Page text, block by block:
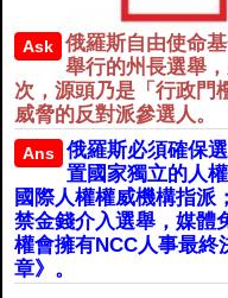
Ask
俄羅斯自由使命
舉行的州長選舉
次，源頭乃是「行政門
威脅的反對派參選人。
Ans
俄羅斯必須確保
置國家獨立的人
國際人權權威機構指派
禁金錢介入選舉，媒體
權會擁有NCC人事最終
章》。